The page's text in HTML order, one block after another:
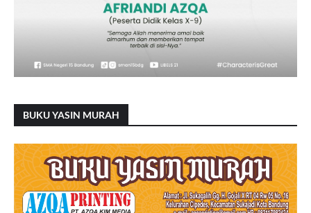
BUKU YASIN MURAH